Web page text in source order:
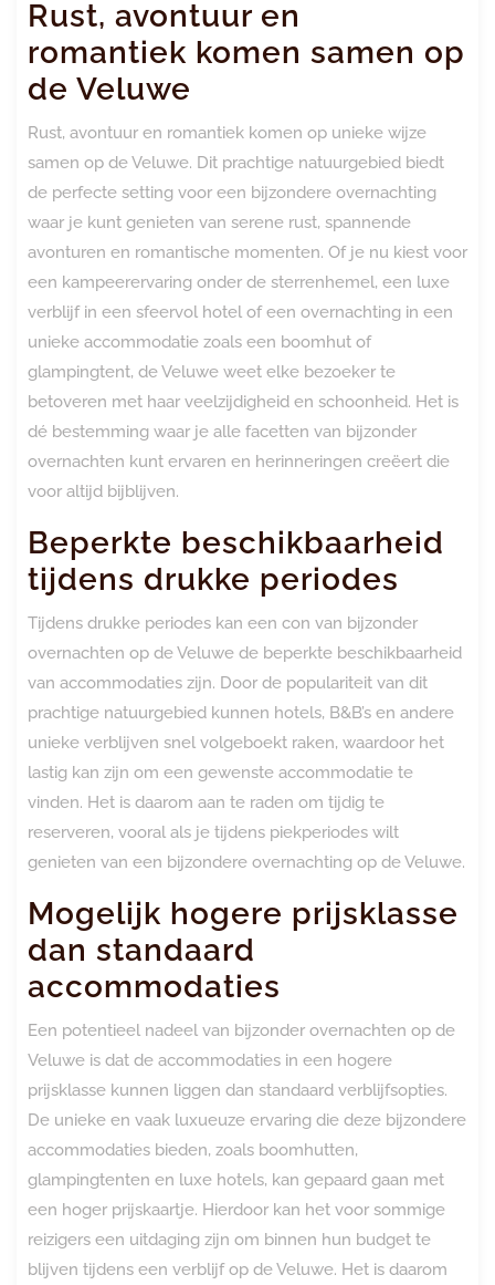
Rust, avontuur en
romantiek komen samen op
de Veluwe
Rust, avontuur en romantiek komen op unieke wijze
samen op de Veluwe. Dit prachtige natuurgebied biedt
de perfecte setting voor een bijzondere overnachting
waar je kunt genieten van serene rust, spannende
avonturen en romantische momenten. Of je nu kiest voor
een kampeerervaring onder de sterrenhemel, een luxe
verblijf in een sfeervol hotel of een overnachting in een
unieke accommodatie zoals een boomhut of
glampingtent, de Veluwe weet elke bezoeker te
betoveren met haar veelzijdigheid en schoonheid. Het is
dé bestemming waar je alle facetten van bijzonder
overnachten kunt ervaren en herinneringen creëert die
voor altijd bijblijven.
Beperkte beschikbaarheid
tijdens drukke periodes
Tijdens drukke periodes kan een con van bijzonder
overnachten op de Veluwe de beperkte beschikbaarheid
van accommodaties zijn. Door de populariteit van dit
prachtige natuurgebied kunnen hotels, B&B’s en andere
unieke verblijven snel volgeboekt raken, waardoor het
lastig kan zijn om een gewenste accommodatie te
vinden. Het is daarom aan te raden om tijdig te
reserveren, vooral als je tijdens piekperiodes wilt
genieten van een bijzondere overnachting op de Veluwe.
Mogelijk hogere prijsklasse
dan standaard
accommodaties
Een potentieel nadeel van bijzonder overnachten op de
Veluwe is dat de accommodaties in een hogere
prijsklasse kunnen liggen dan standaard verblijfsopties.
De unieke en vaak luxueuze ervaring die deze bijzondere
accommodaties bieden, zoals boomhutten,
glampingtenten en luxe hotels, kan gepaard gaan met
een hoger prijskaartje. Hierdoor kan het voor sommige
reizigers een uitdaging zijn om binnen hun budget te
blijven tijdens een verblijf op de Veluwe. Het is daarom